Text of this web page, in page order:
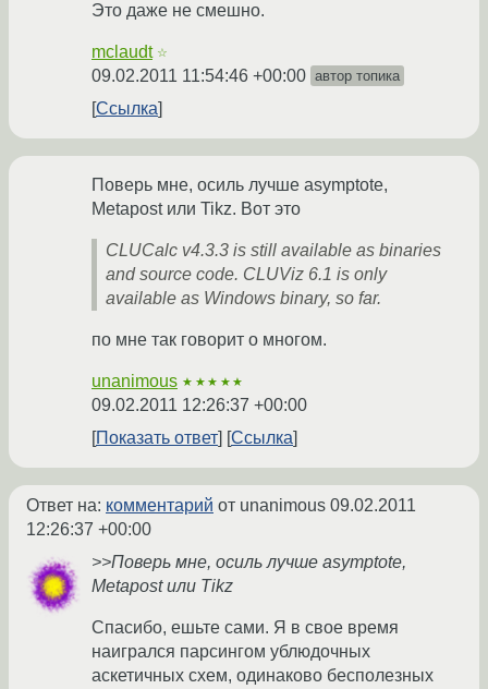
Это даже не смешно.
mclaudt ☆
09.02.2011 11:54:46 +00:00 автор топика
Ссылка
Поверь мне, осиль лучше asymptote,
Metapost или Tikz. Вот это
CLUCalc v4.3.3 is still available as binaries
and source code. CLUViz 6.1 is only
available as Windows binary, so far.
по мне так говорит о многом.
unanimous ★★★★★
09.02.2011 12:26:37 +00:00
Показать ответ
Ссылка
Ответ на: комментарий от unanimous 09.02.2011
12:26:37 +00:00
>>Поверь мне, осиль лучше asymptote,
Metapost или Tikz
Спасибо, ешьте сами. Я в свое время
наигрался парсингом ублюдочных
аскетичных схем, одинаково бесполезных